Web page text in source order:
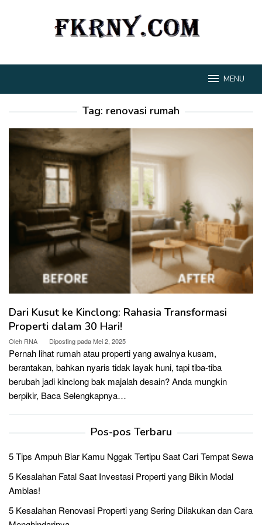
MENU
Tag: renovasi rumah
Dari Kusut ke Kinclong: Rahasia Transformasi
Properti dalam 30 Hari!
Oleh RNA Diposting padaMei 2, 2025
Pernah lihat rumah atau properti yang awalnya kusam,
berantakan, bahkan nyaris tidak layak huni, tapi tiba-tiba
berubah jadi kinclong bak majalah desain? Anda mungkin
berpikir, Baca Selengkapnya…
Pos-pos Terbaru
5 Tips Ampuh Biar Kamu Nggak Tertipu Saat Cari Tempat Sewa
5 Kesalahan Fatal Saat Investasi Properti yang Bikin Modal
Amblas!
5 Kesalahan Renovasi Properti yang Sering Dilakukan dan Cara